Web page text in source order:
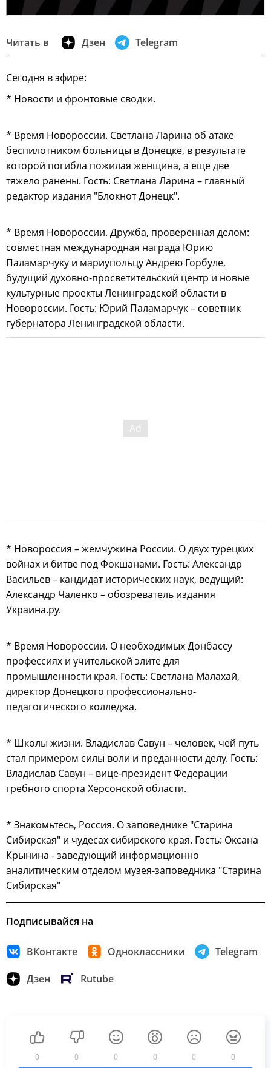
Читать в Дзен Telegram
Сегодня в эфире:
* Новости и фронтовые сводки.
* Время Новороссии. Светлана Ларина об атаке
беспилотником больницы в Донецке, в результате
которой погибла пожилая женщина, а еще две
тяжело ранены. Гость: Светлана Ларина – главный
редактор издания "Блокнот Донецк".
* Время Новороссии. Дружба, проверенная делом:
совместная международная награда Юрию
Паламарчуку и мариупольцу Андрею Горбуле,
будущий духовно-просветительский центр и новые
культурные проекты Ленинградской области в
Новороссии. Гость: Юрий Паламарчук – советник
губернатора Ленинградской области.
* Новороссия – жемчужина России. О двух турецких
войнах и битве под Фокшанами. Гость: Александр
Васильев – кандидат исторических наук, ведущий:
Александр Чаленко – обозреватель издания
Украина.ру.
* Время Новороссии. О необходимых Донбассу
профессиях и учительской элите для
промышленности края. Гость: Светлана Малахай,
директор Донецкого профессионально-
педагогического колледжа.
* Школы жизни. Владислав Савун – человек, чей путь
стал примером силы воли и преданности делу. Гость:
Владислав Савун – вице-президент Федерации
гребного спорта Херсонской области.
* Знакомьтесь, Россия. О заповеднике "Старина
Сибирская" и чудесах сибирского края. Гость: Оксана
Крынина - заведующий информационно
аналитическим отделом музея-заповедника "Старина
Сибирская"
Подписывайся на
ВКонтакте Одноклассники Telegram
Дзен Rutube
0 0 0 0 0 0